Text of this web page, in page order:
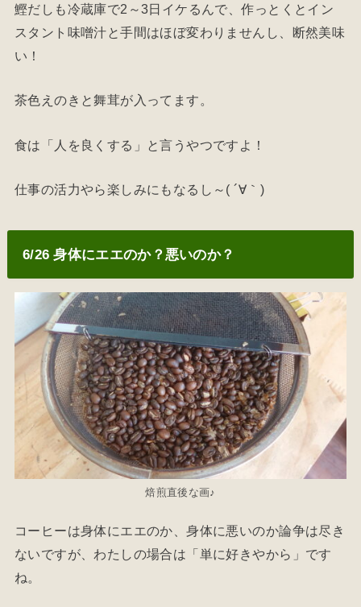
鰹だしも冷蔵庫で2～3日イケるんで、作っとくとイン
スタント味噌汁と手間はほぼ変わりませんし、断然美味
い！
茶色えのきと舞茸が入ってます。
食は「人を良くする」と言うやつですよ！
仕事の活力やら楽しみにもなるし～( ´∀｀)
6/26 身体にエエのか？悪いのか？
焙煎直後な画♪
コーヒーは身体にエエのか、身体に悪いのか論争は尽き
ないですが、わたしの場合は「単に好きやから」です
ね。